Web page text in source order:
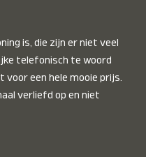
is, die zijn er niet veel
telefonisch te woord
voor een hele mooie prijs.
verliefd op en niet